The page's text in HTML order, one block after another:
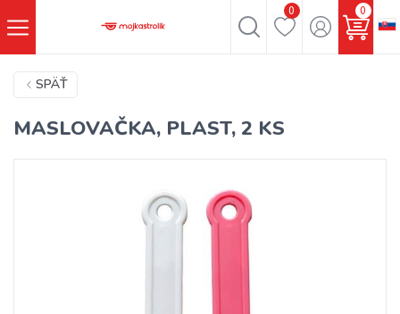
0 0
SPÄŤ
MASLOVAČKA, PLAST, 2 KS